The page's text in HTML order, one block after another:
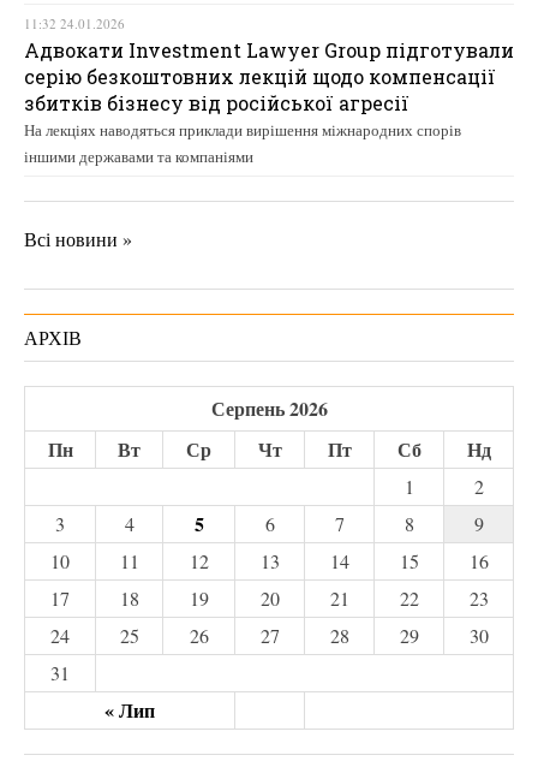
11:32 24.01.2026
Адвокати Investment Lawyer Group підготували
серію безкоштовних лекцій щодо компенсації
збитків бізнесу від російської агресії
На лекціях наводяться приклади вирішення міжнародних спорів
іншими державами та компаніями
Всі новини »
АРХІВ
Серпень 2026
Пн
Вт Ср Чт Пт Сб Нд
« Лип
1
2
3
4 5 6 7 8
9
10
11 12 13 14 15
16
17
18 19 20 21 22
23
24
25 26 27 28 29
30
31